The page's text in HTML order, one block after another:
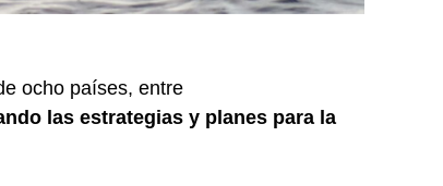
ocho países, entre
las estrategias y planes para la